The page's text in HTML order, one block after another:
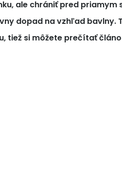
ale chrániť pred priamym
dopad na vzhľad bavlny.
tiež si môžete prečítať